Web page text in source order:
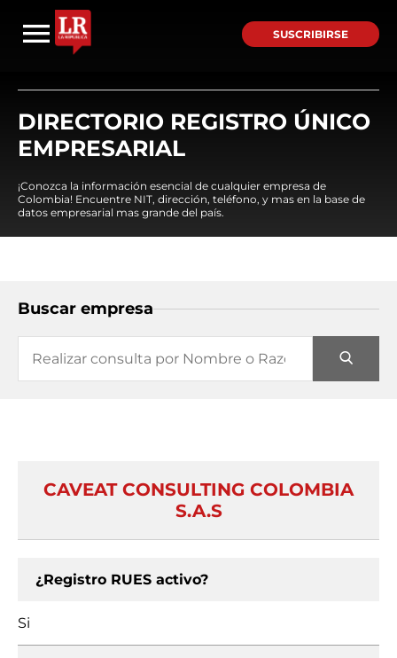
SUSCRIBIRSE
DIRECTORIO REGISTRO ÚNICO
EMPRESARIAL
¡Conozca la información esencial de cualquier empresa de
Colombia! Encuentre NIT, dirección, teléfono, y mas en la base de
datos empresarial mas grande del país.
Buscar empresa
CAVEAT CONSULTING COLOMBIA
S.A.S
¿Registro RUES activo?
Si